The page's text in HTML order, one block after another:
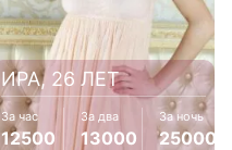
ИРА, 26 ЛЕТ
За час
12500
За два
13000
За ночь
25000